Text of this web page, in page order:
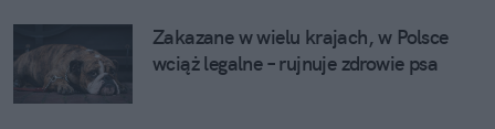
Zakazane w wielu krajach, w Polsce
wciąż legalne – rujnuje zdrowie psa